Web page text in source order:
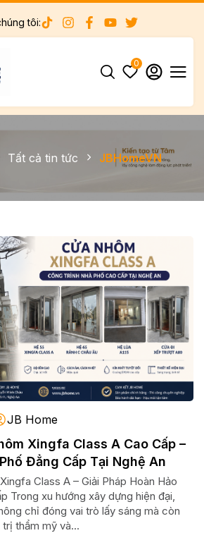
tôi:
0
Tất cả tin tức JBHomeVN
JB Home
Xingfa Class A Cao Cấp –
Đẳng Cấp Tại Nghệ An
Class A – Giải Pháp Hoàn Hảo
Trong xu hướng xây dựng hiện đại,
chỉ đóng vai trò lấy sáng mà còn
thẩm mỹ và...